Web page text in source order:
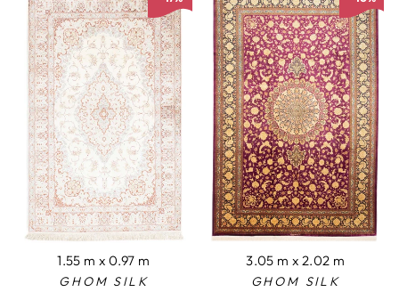
1.55 m x 0.97 m
GHOM SILK
3.05 m x 2.02 m
GHOM SILK